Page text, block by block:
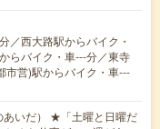
／西大路駅からバイク・
らバイク・車---分／東寺
市営)駅からバイク・車---
あいだ） ★「土曜と日曜だ